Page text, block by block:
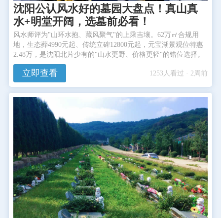
沈阳公认风水好的墓园大盘点！真山真
水+明堂开阔，选墓前必看！
风水师评为"山环水抱、藏风聚气"的上乘吉壤。62万㎡合规用
地，生态葬4990元起、传统立碑12800元起，元宝湖景观位特惠
2.48万，是沈阳北片少有的"山水更野、价格更轻"的错位选择。
立即查看 1253人看过 · 2周前